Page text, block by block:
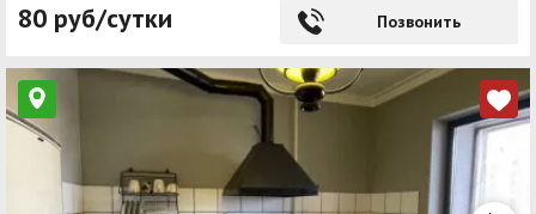
80 руб/сутки Позвонить